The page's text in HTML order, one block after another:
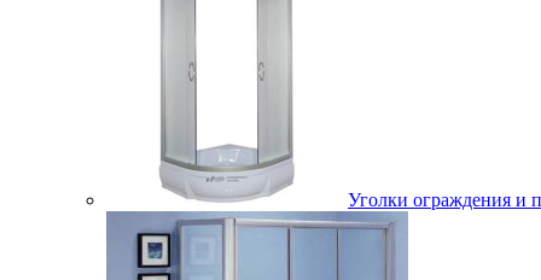
Уголки ограждения и